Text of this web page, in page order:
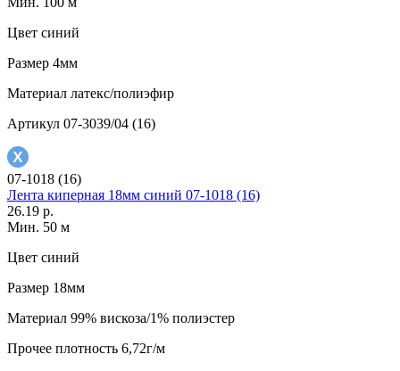
Цвет синий
Размер 4мм
Материал латекс/полиэфир
Артикул 07-3039/04 (16)
07-1018 (16)
Лента киперная 18мм синий 07-1018 (16)
26.19 р.
Мин. 50 м
Цвет синий
Размер 18мм
Материал 99% вискоза/1% полиэстер
Прочее плотность 6,72г/м